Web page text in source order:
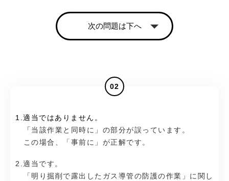
次の問題は下へ
02
1.適当ではありません。
「 当該作業と同時に」の部分が誤っています。
この場合、「事前に」が正解です。
2.適当です。
「明り掘削で露出したガス導管の防護の作業」に関し